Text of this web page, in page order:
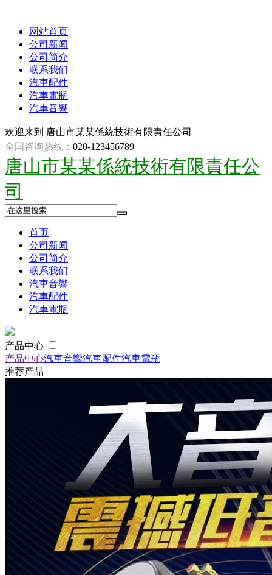
网站首页
公司新闻
公司简介
联系我们
汽車配件
汽車電瓶
汽車音響
欢迎来到 唐山市某某係統技術有限責任公司
全国咨询热线： 020-123456789
唐山市某某係統技術有限責任公
司
首页
公司新闻
公司简介
联系我们
汽車音響
汽車配件
汽車電瓶
产品中心
产品中心汽車音響汽車配件汽車電瓶
推荐产品